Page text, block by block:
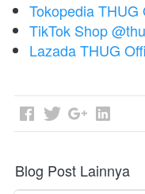
Tokopedia THUG
TikTok Shop
Lazada THUG
Blog Post Lainnya